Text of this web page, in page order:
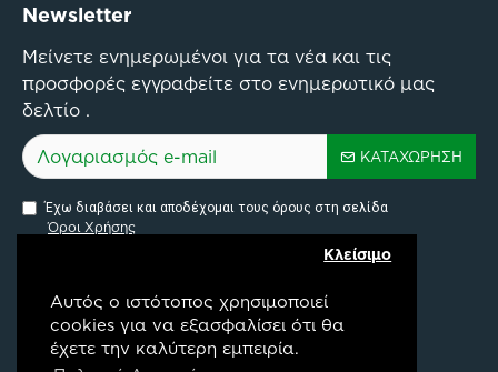
Αυτός ο ιστότοπος χρησιμοποιεί
cookies για να εξασφαλίσει ότι θα
έχετε την καλύτερη εμπειρία.
Κλείσιμο
Newsletter
Μείνετε ενημερωμένοι για τα νέα και τις
προσφορές εγγραφείτε στο ενημερωτικό μας
δελτίο .
ΚΑΤΑΧΏΡΗΣΗ
Έχω διαβάσει και αποδέχομαι τους όρους στη σελίδα
Όροι Χρήσης
Pylon Api Connectivity Project